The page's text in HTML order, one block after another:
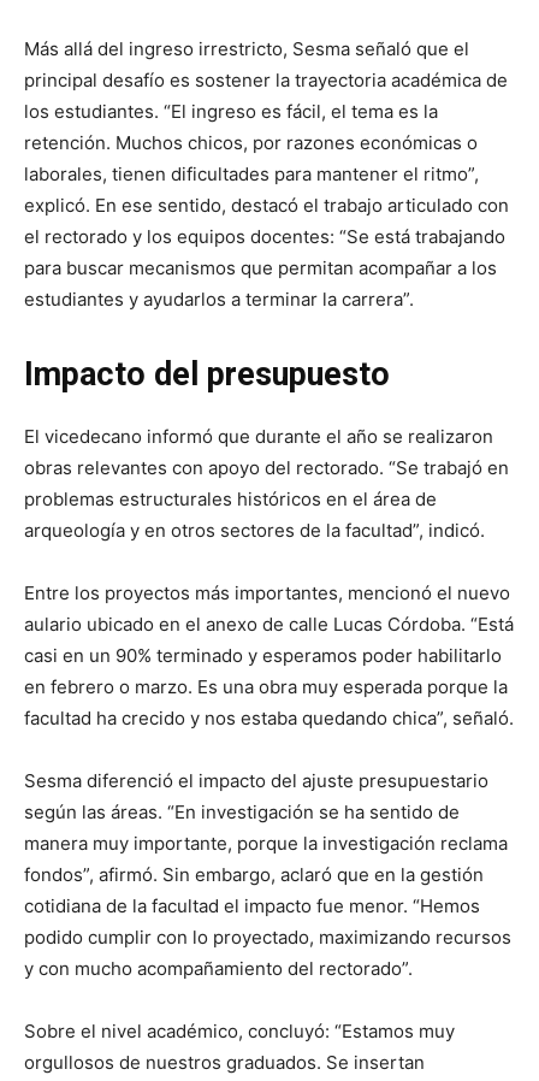
Más allá del ingreso irrestricto, Sesma señaló que el
principal desafío es sostener la trayectoria académica de
los estudiantes. “El ingreso es fácil, el tema es la
retención. Muchos chicos, por razones económicas o
laborales, tienen dificultades para mantener el ritmo”,
explicó. En ese sentido, destacó el trabajo articulado con
el rectorado y los equipos docentes: “Se está trabajando
para buscar mecanismos que permitan acompañar a los
estudiantes y ayudarlos a terminar la carrera”.
Impacto del presupuesto
El vicedecano informó que durante el año se realizaron
obras relevantes con apoyo del rectorado. “Se trabajó en
problemas estructurales históricos en el área de
arqueología y en otros sectores de la facultad”, indicó.
Entre los proyectos más importantes, mencionó el nuevo
aulario ubicado en el anexo de calle Lucas Córdoba. “Está
casi en un 90% terminado y esperamos poder habilitarlo
en febrero o marzo. Es una obra muy esperada porque la
facultad ha crecido y nos estaba quedando chica”, señaló.
Sesma diferenció el impacto del ajuste presupuestario
según las áreas. “En investigación se ha sentido de
manera muy importante, porque la investigación reclama
fondos”, afirmó. Sin embargo, aclaró que en la gestión
cotidiana de la facultad el impacto fue menor. “Hemos
podido cumplir con lo proyectado, maximizando recursos
y con mucho acompañamiento del rectorado”.
Sobre el nivel académico, concluyó: “Estamos muy
orgullosos de nuestros graduados. Se insertan